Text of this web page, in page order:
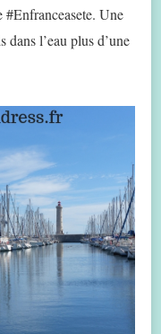
#Enfranceasete. Une
dans l’eau plus d’une